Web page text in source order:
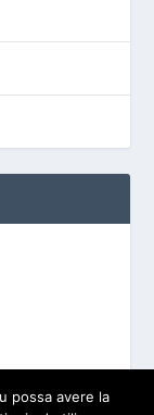
possa avere la